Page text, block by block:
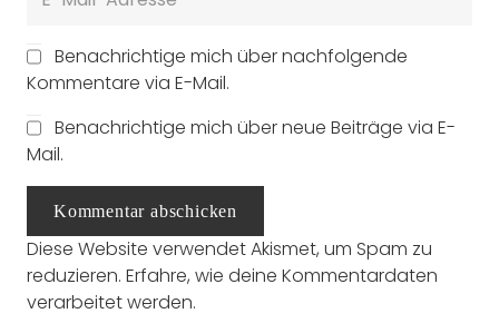
Benachrichtige mich über nachfolgende
Kommentare via E-Mail.
Benachrichtige mich über neue Beiträge via E-
Mail.
Kommentar abschicken
Diese Website verwendet Akismet, um Spam zu
reduzieren. Erfahre, wie deine Kommentardaten
verarbeitet werden.